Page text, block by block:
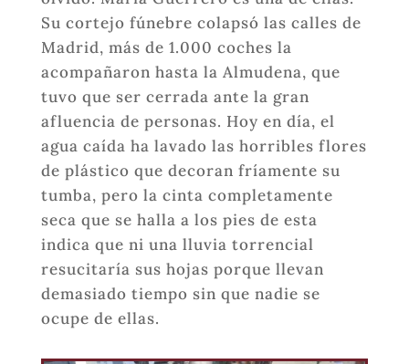
Su cortejo fúnebre colapsó las calles de
Madrid, más de 1.000 coches la
acompañaron hasta la Almudena, que
tuvo que ser cerrada ante la gran
afluencia de personas. Hoy en día, el
agua caída ha lavado las horribles flores
de plástico que decoran fríamente su
tumba, pero la cinta completamente
seca que se halla a los pies de esta
indica que ni una lluvia torrencial
resucitaría sus hojas porque llevan
demasiado tiempo sin que nadie se
ocupe de ellas.